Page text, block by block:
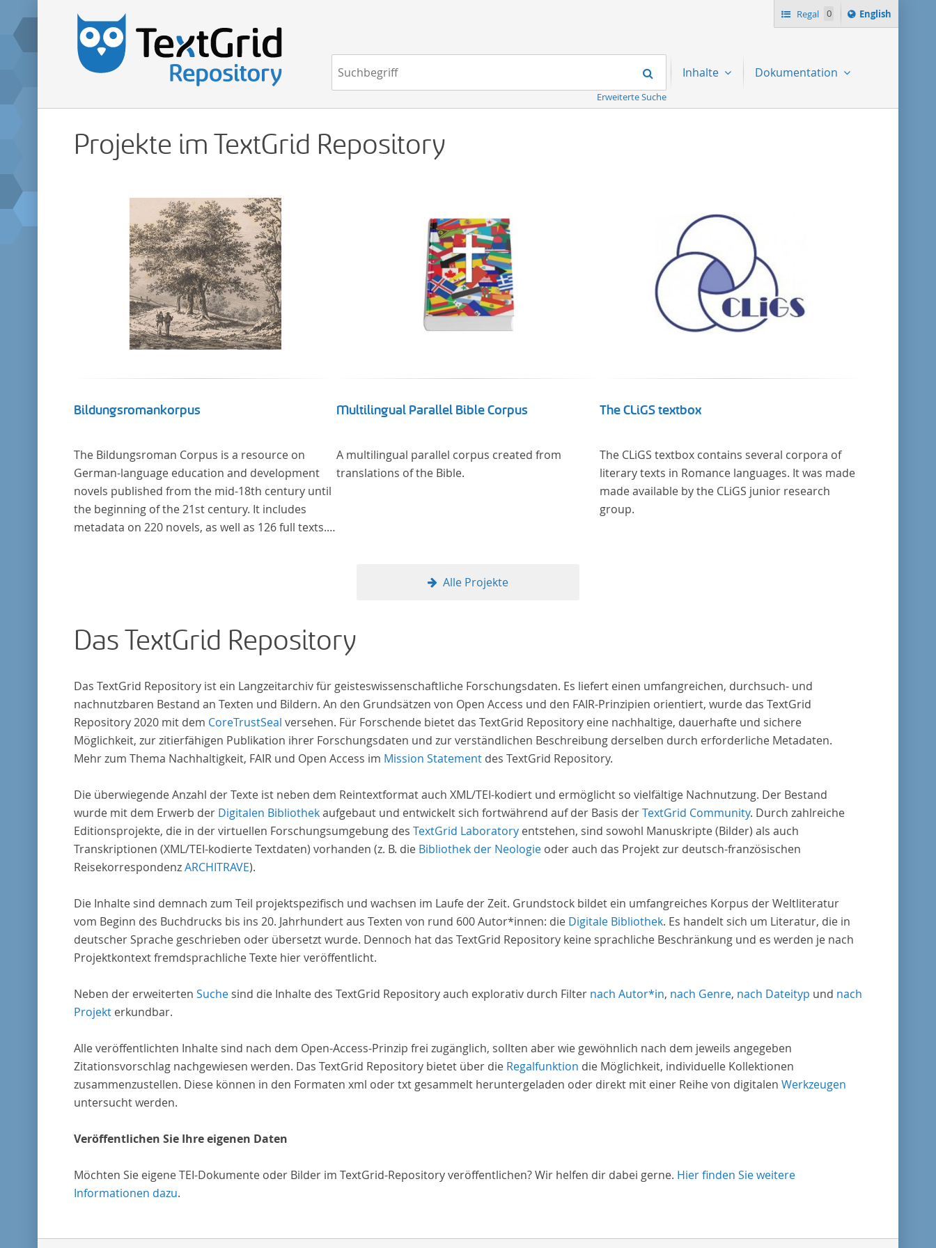
Regal 0
Switch
language
English
Navigation Suchen
Erweiterte Suche
Inhalte Dokumentation
Projekte im TextGrid Repository
Bildungsromankorpus
The Bildungsroman Corpus is a resource on
German-language education and development
novels published from the mid-18th century until
the beginning of the 21st century. It includes
metadata on 220 novels, as well as 126 full texts.
Multilingual Parallel Bible Corpus
A multilingual parallel corpus created from
translations of the Bible.
The CLiGS textbox
The CLiGS textbox contains several corpora of
literary texts in Romance languages. It was made
made available by the CLiGS junior research
group.
Alle Projekte
Das TextGrid Repository
Das TextGrid Repository ist ein Langzeitarchiv für geisteswissenschaftliche Forschungsdaten. Es liefert einen umfangreichen, durchsuch- und
nachnutzbaren Bestand an Texten und Bildern. An den Grundsätzen von Open Access und den FAIR-Prinzipien orientiert, wurde das TextGrid
Repository 2020 mit dem CoreTrustSeal versehen. Für Forschende bietet das TextGrid Repository eine nachhaltige, dauerhafte und sichere
Möglichkeit, zur zitierfähigen Publikation ihrer Forschungsdaten und zur verständlichen Beschreibung derselben durch erforderliche Metadaten.
Mehr zum Thema Nachhaltigkeit, FAIR und Open Access im Mission Statementdes TextGrid Repository.
Die überwiegende Anzahl der Texte ist neben dem Reintextformat auch XML/TEI-kodiert und ermöglicht so vielfältige Nachnutzung. Der Bestand
wurde mit dem Erwerb der Digitalen Bibliothekaufgebaut und entwickelt sich fortwährend auf der Basis derTextGrid Community. Durch zahlreiche
Editionsprojekte, die in der virtuellen Forschungsumgebung des TextGrid Laboratoryentstehen, sind sowohl Manuskripte (Bilder) als auch
Transkriptionen (XML/TEI-kodierte Textdaten) vorhanden (z. B. die Bibliothek der Neologieoder auch das Projekt zur deutsch-französischen
ReisekorrespondenzARCHITRAVE).
Die Inhalte sind demnach zum Teil projektspezifisch und wachsen im Laufe der Zeit. Grundstock bildet ein umfangreiches Korpus der Weltliteratur
vom Beginn des Buchdrucks bis ins 20. Jahrhundert aus Texten von rund 600 Autor*innen: die Digitale Bibliothek. Es handelt sich um Literatur, die in
deutscher Sprache geschrieben oder übersetzt wurde. Dennoch hat das TextGrid Repository keine sprachliche Beschränkung und es werden je nach
Projektkontext fremdsprachliche Texte hier veröffentlicht.
Neben der erweiterten Suchesind die Inhalte des TextGrid Repository auch explorativ durch Filter nach Autor*in, nach Genre, nach Dateityp und nach
Projekterkundbar.
Alle veröffentlichten Inhalte sind nach dem Open-Access-Prinzip frei zugänglich, sollten aber wie gewöhnlich nach dem jeweils angegeben
Zitationsvorschlag nachgewiesen werden. Das TextGrid Repository bietet über die Regalfunktion die Möglichkeit, individuelle Kollektionen
zusammenzustellen. Diese können in den Formaten xml oder txt gesammelt heruntergeladen oder direkt mit einer Reihe von digitalen Werkzeugen
untersucht werden.
Veröffentlichen Sie Ihre eigenen Daten
Möchten Sie eigene TEI-Dokumente oder Bilder im TextGrid-Repository veröffentlichen? Wir helfen dir dabei gerne. Hier finden Sie weitere
Informationen dazu.